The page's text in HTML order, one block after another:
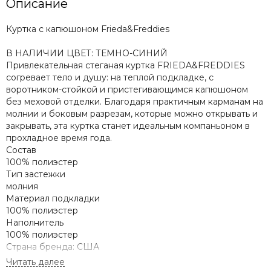
Описание
Куртка с капюшоном Frieda&Freddies
В НАЛИЧИИ ЦВЕТ: ТЕМНО-СИНИЙ
Привлекательная стеганая куртка FRIEDA&FREDDIES
согревает тело и душу: на теплой подкладке, с
воротником-стойкой и пристегивающимся капюшоном
без меховой отделки. Благодаря практичным карманам на
молнии и боковым разрезам, которые можно открывать и
закрывать, эта куртка станет идеальным компаньоном в
прохладное время года.
Состав
100% полиэстер
Тип застежки
молния
Материал подкладки
100% полиэстер
Наполнитель
100% полиэстер
Страна бренда: США